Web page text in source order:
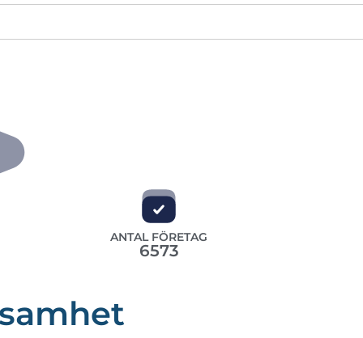
ANTAL FÖRETAG
6573